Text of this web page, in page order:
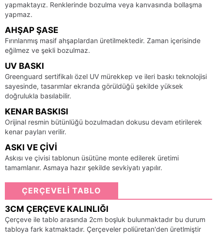
yapmaktayız. Renklerinde bozulma veya kanvasında bollaşma
yapmaz.
AHŞAP ŞASE
Fırınlanmış masif ahşaplardan üretilmektedir. Zaman içerisinde
eğilmez ve şekli bozulmaz.
UV BASKI
Greenguard sertifikalı özel UV mürekkep ve ileri baskı teknolojisi
sayesinde, tasarımlar ekranda görüldüğü şekilde yüksek
doğrulukla basılabilir.
KENAR BASKISI
Orijinal resmin bütünlüğü bozulmadan dokusu devam etirilerek
kenar payları verilir.
ASKI VE ÇIVI
Askısı ve çivisi tablonun üsütüne monte edilerek üretimi
tamamlanır. Asmaya hazır şekilde sevkiyatı yapılır.
ÇERÇEVELİ TABLO
3CM ÇERÇEVE KALINLIĞI
Çerçeve ile tablo arasında 2cm boşluk bulunmaktadır bu durum
tabloya fark katmaktadır. Çerçeveler poliüretan'den üretlmiştir